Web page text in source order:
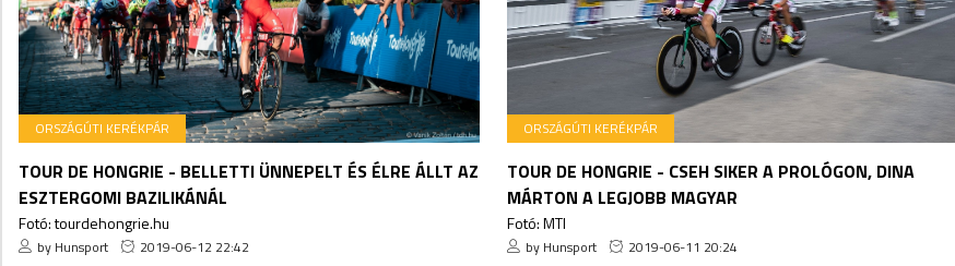
ORSZÁGÚTI KERÉKPÁR
TOUR DE HONGRIE - BELLETTI ÜNNEPELT ÉS ÉLRE ÁLLT AZ
ESZTERGOMI BAZILIKÁNÁL
Fotó: tourdehongrie.hu
by Hunsport 2019-06-12 22:42
ORSZÁGÚTI KERÉKPÁR
TOUR DE HONGRIE - CSEH SIKER A PROLÓGON, DINA
MÁRTON A LEGJOBB MAGYAR
Fotó: MTI
by Hunsport 2019-06-11 20:24